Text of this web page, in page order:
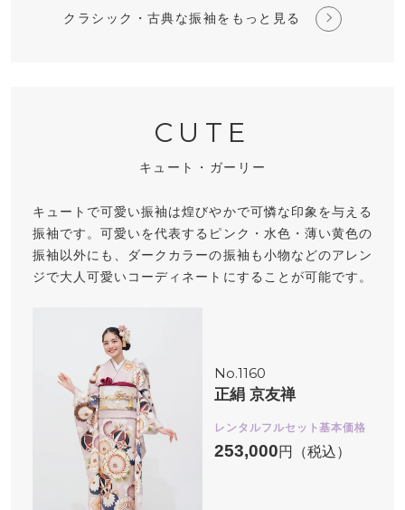
クラシック・古典な振袖をもっと見る
CUTE
キュート・ガーリー
キュートで可愛い振袖は煌びやかで可憐な印象を与える
振袖です。可愛いを代表するピンク・水色・薄い黄色の
振袖以外にも、ダークカラーの振袖も小物などのアレン
ジで大人可愛いコーディネートにすることが可能です。
No.1160
正絹 京友禅
レンタルフルセット基本価格
253,000円（税込）